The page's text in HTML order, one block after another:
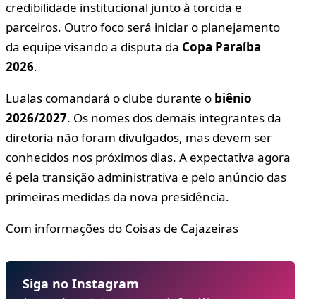
credibilidade institucional junto à torcida e
parceiros. Outro foco será iniciar o planejamento
da equipe visando a disputa da Copa Paraíba
2026.
Lualas comandará o clube durante o biênio
2026/2027. Os nomes dos demais integrantes da
diretoria não foram divulgados, mas devem ser
conhecidos nos próximos dias. A expectativa agora
é pela transição administrativa e pelo anúncio das
primeiras medidas da nova presidência.
Com informações do Coisas de Cajazeiras
Siga no Instagram